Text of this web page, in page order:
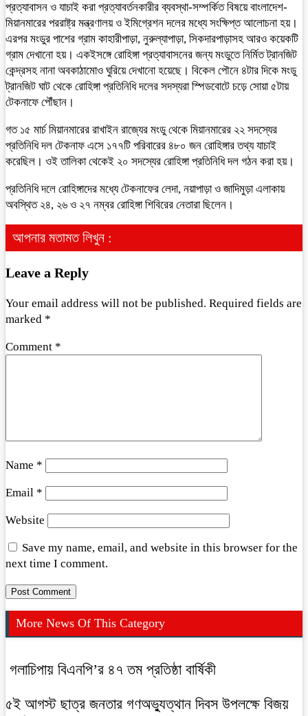
প্রত্যাবাসন ও যাচাই করা প্রত্যাবর্তনকারীর ব্যবস্থা-সম্পর্কিত বিষয়ে বাংলাদেশ-
মিয়ানমারের পররাষ্ট্র মন্ত্রণালয় ও ইমিগ্রেশন দলের মধ্যে সংক্ষিপ্ত আলোচনা হয়।
এরপর মংডুর পাশের গ্রাম কাহারীপাড়া, নুরুল্যাপাড়া, সিকদারপাড়াসহ আরও কয়েকটি
গ্রাম দেখানো হয়। একইসঙ্গে রোহিঙ্গা প্রত্যাবাসনের জন্য মংডুতে নির্মিত ট্রানজিট
কেন্দ্রসহ নানা অবকাঠামোও ঘুরিয়ে দেখানো হয়েছে। বিকেল পৌনে ৪টার দিকে মংডু
ট্রানজিট ঘাট থেকে রোহিঙ্গা প্রতিনিধি দলের সদস্যরা স্পিডবোটে চড়ে সোয়া ৫টায়
টেকনাফে পৌঁছান।
গত ১৫ মার্চ মিয়ানমারের রাখাইন রাজ্যের মংডু থেকে মিয়ানমারের ২২ সদস্যের
প্রতিনিধি দল টেকনাফ এসে ১৭৭টি পরিবারের ৪৮০ জন রোহিঙ্গার তথ্য যাচাই
করেছিল। ওই তালিকা থেকেই ২০ সদস্যের রোহিঙ্গা প্রতিনিধি দল গঠন করা হয়।
প্রতিনিধি দলে রোহিঙ্গাদের মধ্যে টেকনাফের লেদা, নয়াপাড়া ও জাদিমুড়া এলাকায়
অবস্থিত ২৪, ২৬ ও ২৭ নম্বর রোহিঙ্গা শিবিরের নেতারা ছিলেন।
আপনার মতামত লিখুন :
Leave a Reply
Your email address will not be published. Required fields are
marked *
Comment *
Name *
Email *
Website
Save my name, email, and website in this browser for the
next time I comment.
More News Of This Category
গলাচিপায় বিএনপি’র ৪৭ তম প্রতিষ্ঠা বার্ষিকী
৫ই আগস্ট ছাত্র জনতার গণঅভ্যুত্থান দিবস উপলক্ষে বিজয়